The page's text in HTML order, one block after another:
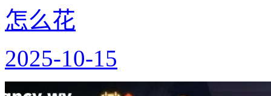
怎么花
2025-10-15